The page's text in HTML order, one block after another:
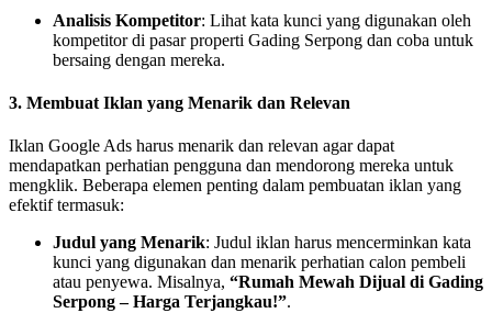
Analisis Kompetitor: Lihat kata kunci yang digunakan oleh
kompetitor di pasar properti Gading Serpong dan coba untuk
bersaing dengan mereka.
3. Membuat Iklan yang Menarik dan Relevan
Iklan Google Ads harus menarik dan relevan agar dapat
mendapatkan perhatian pengguna dan mendorong mereka untuk
mengklik. Beberapa elemen penting dalam pembuatan iklan yang
efektif termasuk:
Judul yang Menarik: Judul iklan harus mencerminkan kata
kunci yang digunakan dan menarik perhatian calon pembeli
atau penyewa. Misalnya, “Rumah Mewah Dijual di Gading
Serpong – Harga Terjangkau!”.